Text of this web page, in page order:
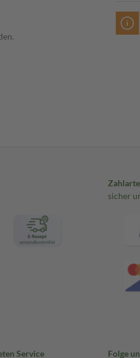
sicher
Service Folge